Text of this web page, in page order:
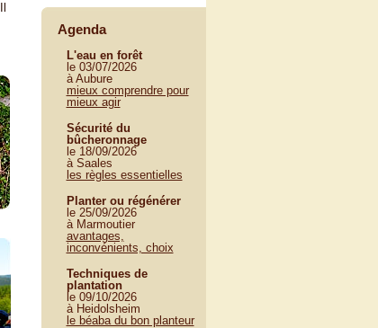
Agenda
L'eau en forêt
le 03/07/2026
à Aubure
mieux comprendre pour
mieux agir
Sécurité du
bûcheronnage
le 18/09/2026
à Saales
les règles essentielles
Planter ou régénérer
le 25/09/2026
à Marmoutier
avantages,
inconvénients, choix
Techniques de
plantation
le 09/10/2026
à Heidolsheim
le béaba du bon planteur